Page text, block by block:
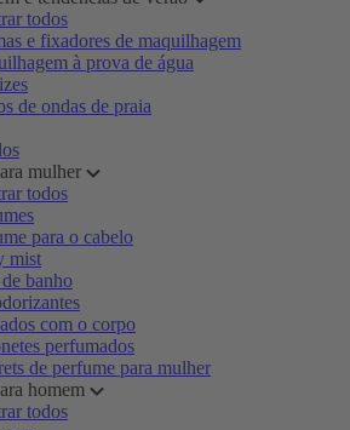
todos
e fixadores de maquilhagem
à prova de água
de ondas de praia
mulher
todos
para o cabelo
mist
banho
com o corpo
perfumados
de perfume para mulher
homem
todos